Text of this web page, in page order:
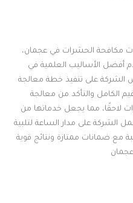
مكافحة الحشرات في عجمان،
الأساليب العلمية في
على تنفيذ خطة معالجة
الكامل والتأكد من معالجة
لاحقًا، مما يجعل خدماتها من
الشركة على مدار الساعة لتلبية
مع ضمانات ممتازة ونتائج قوية